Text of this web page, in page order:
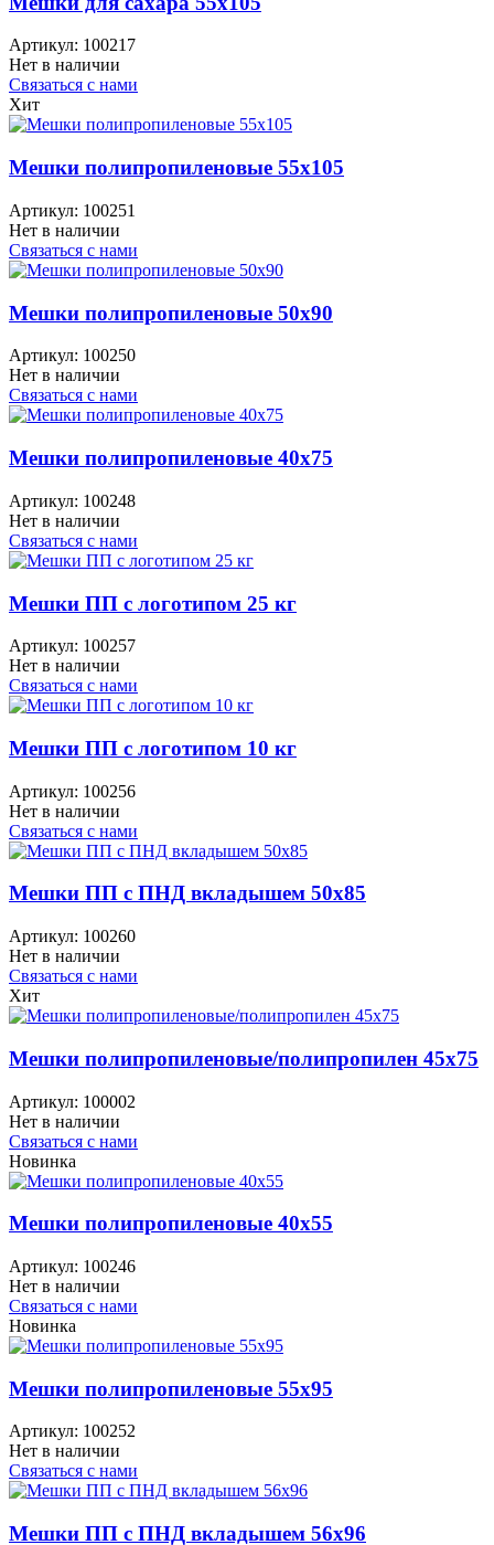
Артикул: 100217
Нет в наличии
Связаться с нами
Хит
Мешки полипропиленовые 55x105
Артикул: 100251
Нет в наличии
Связаться с нами
Мешки полипропиленовые 50x90
Артикул: 100250
Нет в наличии
Связаться с нами
Мешки полипропиленовые 40x75
Артикул: 100248
Нет в наличии
Связаться с нами
Мешки ПП с логотипом 25 кг
Артикул: 100257
Нет в наличии
Связаться с нами
Мешки ПП с логотипом 10 кг
Артикул: 100256
Нет в наличии
Связаться с нами
Мешки ПП с ПНД вкладышем 50x85
Артикул: 100260
Нет в наличии
Связаться с нами
Хит
Мешки полипропиленовые/полипропилен 45x75
Артикул: 100002
Нет в наличии
Связаться с нами
Новинка
Мешки полипропиленовые 40x55
Артикул: 100246
Нет в наличии
Связаться с нами
Новинка
Мешки полипропиленовые 55x95
Артикул: 100252
Нет в наличии
Связаться с нами
Мешки ПП с ПНД вкладышем 56x96